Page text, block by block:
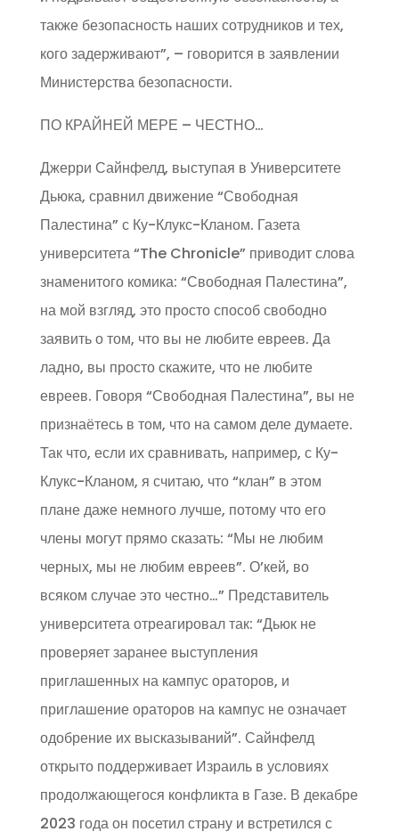
также безопасность наших сотрудников и тех,
кого задерживают”, – говорится в заявлении
Министерства безопасности.
ПО КРАЙНЕЙ МЕРЕ – ЧЕСТНО…
Джерри Сайнфелд, выступая в Университете
Дьюка, сравнил движение “Свободная
Палестина” с Ку-Клукс-Кланом. Газета
университета “The Chronicle” приводит слова
знаменитого комика: “Свободная Палестина”,
на мой взгляд, это просто способ свободно
заявить о том, что вы не любите евреев. Да
ладно, вы просто скажите, что не любите
евреев. Говоря “Свободная Палестина”, вы не
признаётесь в том, что на самом деле думаете.
Так что, если их сравнивать, например, с Ку-
Клукс-Кланом, я считаю, что “клан” в этом
плане даже немного лучше, потому что его
члены могут прямо сказать: “Мы не любим
черных, мы не любим евреев”. О’кей, во
всяком случае это честно…” Представитель
университета отреагировал так: “Дьюк не
проверяет заранее выступления
приглашенных на кампус ораторов, и
приглашение ораторов на кампус не означает
одобрение их высказываний”. Сайнфелд
открыто поддерживает Израиль в условиях
продолжающегося конфликта в Газе. В декабре
2023 года он посетил страну и встретился с